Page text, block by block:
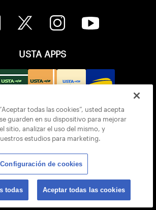
USTA APPS
ALL RIGHTS RESERVED
todas las cookies”, usted acepta
guarden en su dispositivo para mejorar
sitio, analizar el uso del mismo, y
estudios para marketing.
Configuración de cookies
todas Aceptar todas las cookies